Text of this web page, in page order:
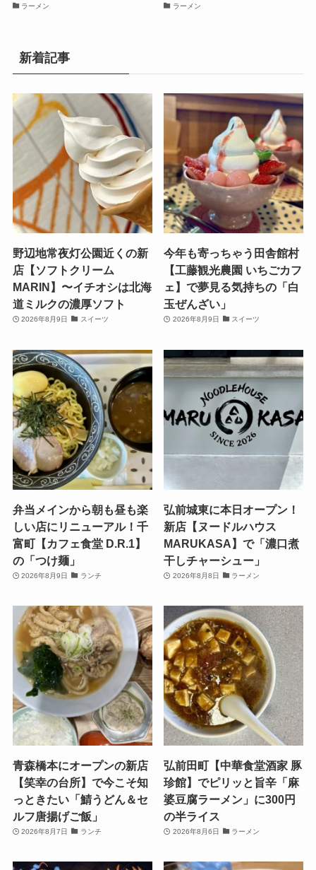
ラーメン ラーメン
新着記事
野辺地常夜灯公園近くの新
店【ソフトクリーム
MARIN】〜イチオシは北海
道ミルクの濃厚ソフト
2026年8月9日 スイーツ
今年も寄っちゃう田舎館村
【工藤観光農園 いちごカフ
ェ】で夢見る気持ちの「白
玉ぜんざい」
2026年8月9日 スイーツ
弁当メインから朝も昼も楽
しい店にリニューアル！千
富町【カフェ食堂 D.R.1】
の「つけ麺」
2026年8月9日 ランチ
弘前城東に本日オープン！
新店【ヌードルハウス
MARUKASA】で「濃口煮
干しチャーシュー」
2026年8月8日 ラーメン
青森橋本にオープンの新店
【笑幸の台所】で今こそ知
っときたい「鯖うどん＆セ
ルフ唐揚げご飯」
2026年8月7日 ランチ
弘前田町【中華食堂酒家 豚
珍館】でピリッと旨辛「麻
婆豆腐ラーメン」に300円
の半ライス
2026年8月6日 ラーメン